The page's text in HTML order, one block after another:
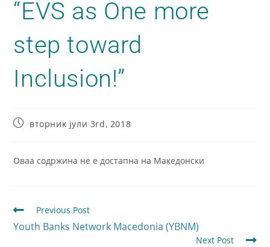
“EVS as One more
step toward
Inclusion!”
вторник јули 3rd, 2018
Оваа содржина не е достапна на Македонски
Previous Post
Youth Banks Network Macedonia (YBNM)
Next Post